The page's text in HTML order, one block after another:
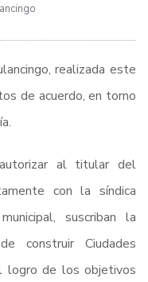
realizada este
de acuerdo, en torno
al titular del
con la síndica
suscriban la
construir Ciudades
logro de los objetivos